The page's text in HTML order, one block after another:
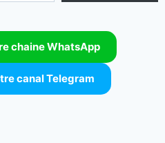
chaine WhatsApp
canal Telegram